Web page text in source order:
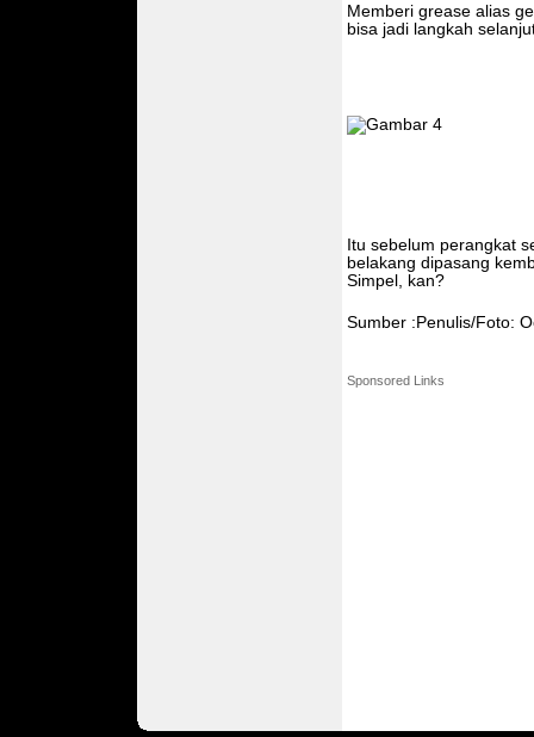
Memberi grease alias
bisa jadi langkah
Itu sebelum perangkat
belakang dipasang
Simpel, kan?
Sumber :Penulis/Foto:
Sponsored Links